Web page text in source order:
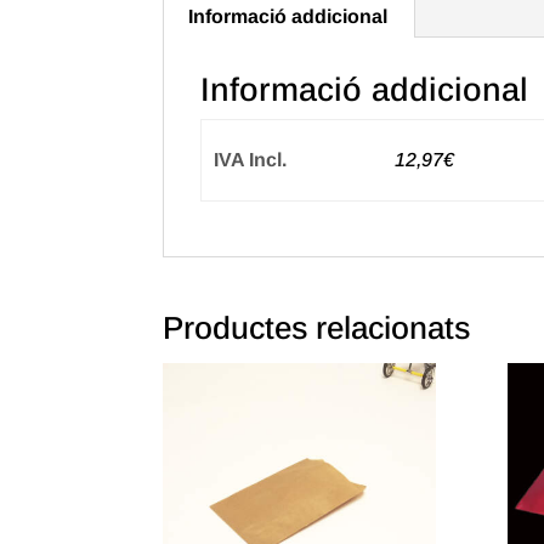
Informació addicional
Informació addicional
IVA Incl. 12,97€
Productes relacionats